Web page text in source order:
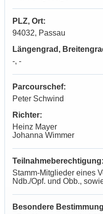
PLZ, Ort:
94032, Passau
Längengrad,
-, -
Parcourschef:
Peter Schwind
Richter:
Heinz Mayer
Johanna Wimmer
Teilnahmeberechtigung:
Stamm-Mitglieder eines
Ndb./Opf. und Obb.,
Besondere